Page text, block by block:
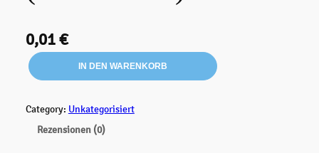
0,01€
W
o
k
IN DEN WARENKORB
Category: Unkategorisiert
Rezensionen (0)